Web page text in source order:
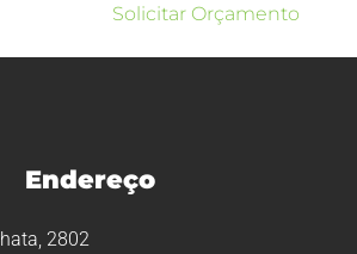
Solicitar Orçamento
Endereço
2802